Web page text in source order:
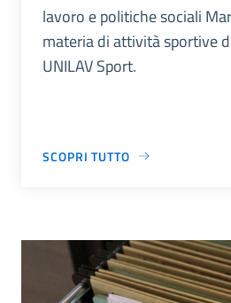
lavoro e politiche sociali
materia di attività sportive
UNILAV Sport.
SCOPRI TUTTO